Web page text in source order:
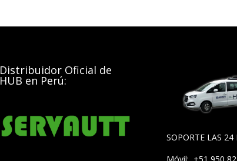
Distribuidor Oficial de
HUB en Perú:
SOPORTE LAS 24